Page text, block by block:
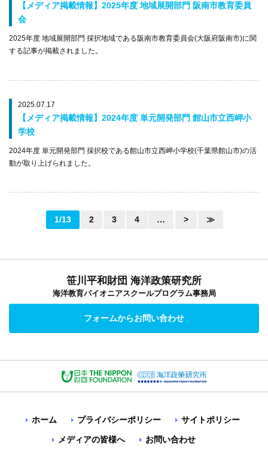
【メディア掲載情報】2025年度 地域展開部門 阪南市教育委員
会
2025年度 地域展開部門 採択地域である阪南市教育委員会(大阪府阪南市)に関
する記事が掲載されました。
2025.07.17
【メディア掲載情報】2024年度 単元開発部門 館山市立西岬小
学校
2024年度 単元開発部門 採択校である館山市立西岬小学校(千葉県館山市)の活
動が取り上げられました。
1/13 2 3 4 … > ≫
笹川平和財団 海洋政策研究所
海洋教育パイオニアスクールプログラム事務局
フォームからお問い合わせ
ホーム プライバシーポリシー サイトポリシー
メディアの皆様へ お問い合わせ